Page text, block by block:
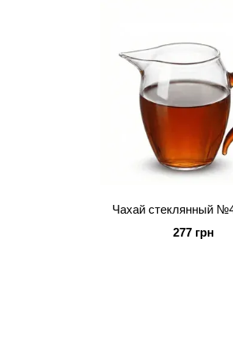
Чахай стеклянный
277 грн